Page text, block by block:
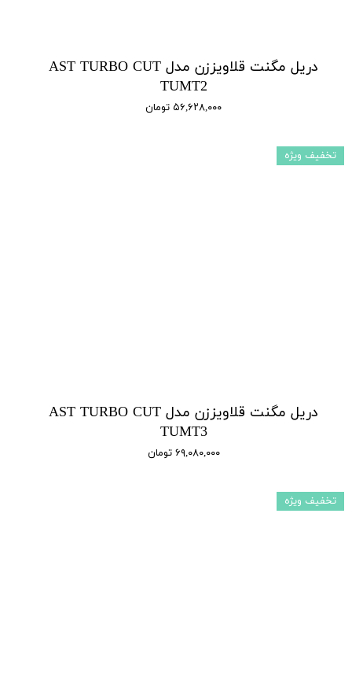
دریل مگنت قلاویززن مدل AST TURBO CUT
TUMT2
۵۶,۶۲۸,۰۰۰ تومان
دریل مگنت قلاویززن مدل AST TURBO CUT
TUMT3
۶۹,۰۸۰,۰۰۰ تومان
تخفیف ویژه
تخفیف ویژه